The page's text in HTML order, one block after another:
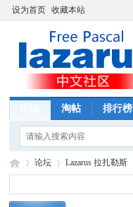
设为首页 收藏本站
淘帖 排行榜
论坛 Lazarus 拉扎勒斯